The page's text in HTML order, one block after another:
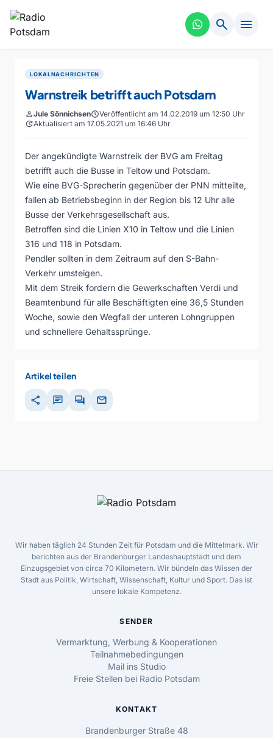
search menu
LOKALNACHRICHTEN
Warnstreik betrifft auch Potsdam
personJule SönnichsenscheduleVeröffentlicht am 14.02.2019 um 12:50 Uhr
updateAktualisiert am 17.05.2021 um 16:46 Uhr
Der angekündigte Warnstreik der BVG am Freitag
betrifft auch die Busse in Teltow und Potsdam.
Wie eine BVG-Sprecherin gegenüber der PNN mitteilte,
fallen ab Betriebsbeginn in der Region bis 12 Uhr alle
Busse der Verkehrsgesellschaft aus.
Betroffen sind die Linien X10 in Teltow und die Linien
316 und 118 in Potsdam.
Pendler sollten in dem Zeitraum auf den S-Bahn-
Verkehr umsteigen.
Mit dem Streik fordern die Gewerkschaften Verdi und
Beamtenbund für alle Beschäftigten eine 36,5 Stunden
Woche, sowie den Wegfall der unteren Lohngruppen
und schnellere Gehaltssprünge.
Artikel teilen
share chat forum mail
Wir haben täglich 24 Stunden Zeit für Potsdam und die Mittelmark. Wir
berichten aus der Brandenburger Landeshauptstadt und dem
Einzugsgebiet von circa 70 Kilometern. Wir bündeln das Wissen der
Stadt aus Politik, Wirtschaft, Wissenschaft, Kultur und Sport. Das ist
unsere lokale Kompetenz.
SENDER
Vermarktung, Werbung & Kooperationen
Teilnahmebedingungen
Mail ins Studio
Freie Stellen bei Radio Potsdam
KONTAKT
Brandenburger Straße 48